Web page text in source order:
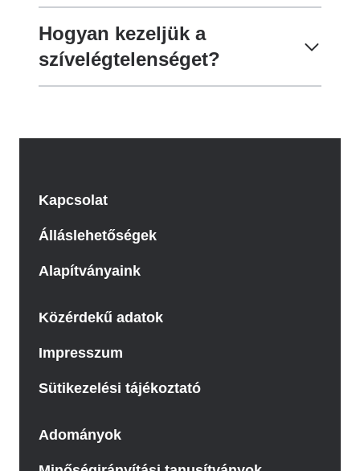
Hogyan kezeljük a
szívelégtelenséget?
Kapcsolat
Álláslehetőségek
Alapítványaink
Közérdekű adatok
Impresszum
Sütikezelési tájékoztató
Adományok